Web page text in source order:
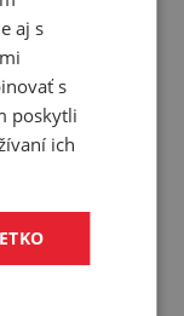
aj s
s
poskytli
ich